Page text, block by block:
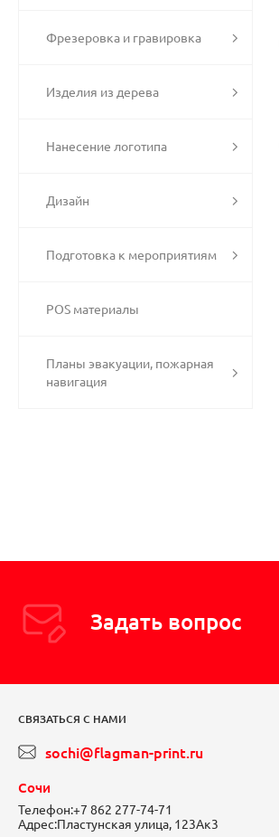
Фрезеровка и гравировка
Изделия из дерева
Нанесение логотипа
Дизайн
Подготовка к мероприятиям
POS материалы
Планы эвакуации, пожарная
навигация
Задать вопрос
СВЯЗАТЬСЯ С НАМИ
sochi@flagman-print.ru
Сочи
Телефон:+7 862 277-74-71
Адрес:Пластунская улица, 123Ак3